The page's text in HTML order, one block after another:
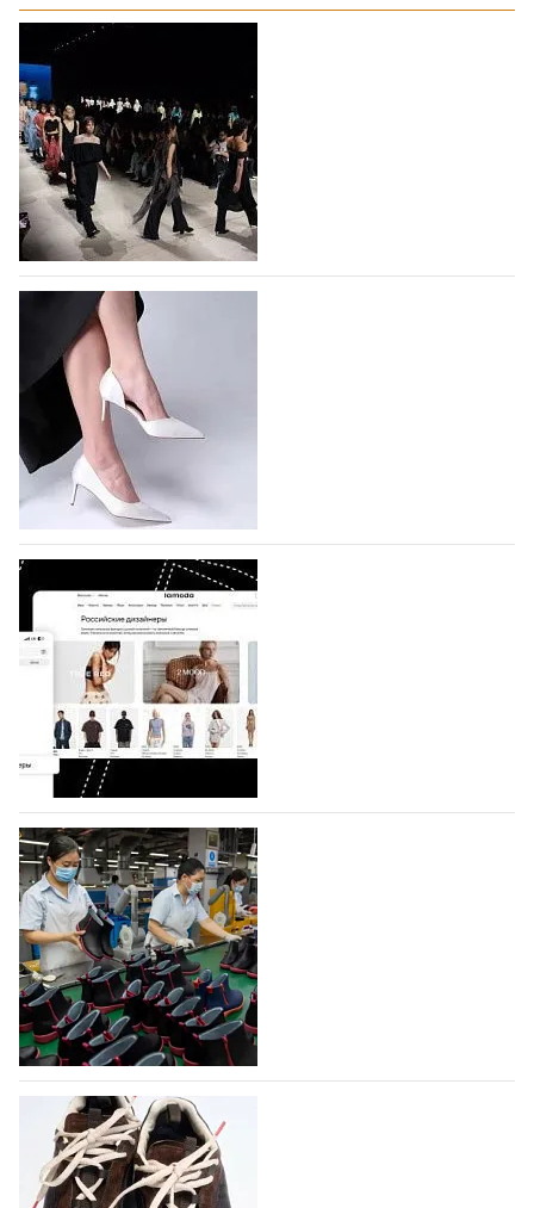
На участие в Московской неделе моды
подано 1047 заявок
На участие в седьмой Московской неделе моды,
которая пройдет в российской столице с 26 сентября
по 1 октября, уже подано 1047 заявок. Примерно
половину из них (494) прислали дизайнеры,
коллекции которых не были представлены в…
07.08.2026 567
BALLINA представит свои новинки на Euro
Shoes
Компания BALLINA Guangzhou Lihuang Footwear
Co., Ltd., основанная в 2011 году и расположенная в
Гуанчжоу, столице моды Китая, является
профессиональной обувной компанией,
объединяющей разработку, производство и…
07.08.2026 418
На платформе Lamoda - новый раздел и
условия продвижения локальных
дизайнерских марок
Российский маркетплейс Lamoda решил обновить
раздел для продажи продукции локальных
дизайнерских марок одежды, обуви и аксессуаров.
Бренды также получат маркетинговую…
06.08.2026 578
Объем мирового производства обуви в
2025 году практически не увеличился
В 2025 году мировое производство обуви